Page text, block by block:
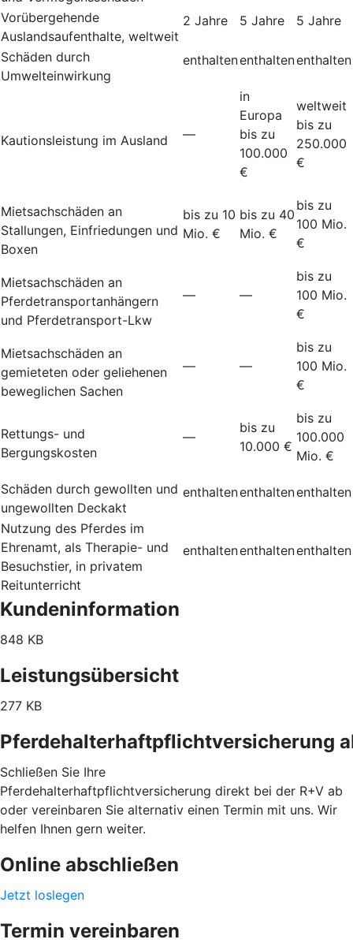
Vorübergehende
Auslandsaufenthalte, weltweit
2 Jahre 5 Jahre 5 Jahre
Schäden durch
Umwelteinwirkung
enthaltenenthaltenenthalten
Kautionsleistung im Ausland —
in
Europa
bis zu
100.000
€
weltweit
bis zu
250.000
€
Mietsachschäden an
Stallungen, Einfriedungen und
Boxen
bis zu 10
Mio. €
bis zu 40
Mio. €
bis zu
100 Mio.
€
Mietsachschäden an
Pferdetransportanhängern
und Pferdetransport-Lkw
— —
bis zu
100 Mio.
€
Mietsachschäden an
gemieteten oder geliehenen
beweglichen Sachen
— —
bis zu
100 Mio.
€
Rettungs- und
Bergungskosten
—
bis zu
10.000 €
bis zu
100.000
Mio. €
Schäden durch gewollten und
ungewollten Deckakt
enthaltenenthaltenenthalten
Nutzung des Pferdes im
Ehrenamt, als Therapie- und
Besuchstier, in privatem
Reitunterricht
enthaltenenthaltenenthalten
Kundeninformation
848 KB
Leistungsübersicht
277 KB
Pferdehalterhaftpflichtversicherung
Schließen Sie Ihre
Pferdehalterhaftpflichtversicherung direkt bei der R+V ab
oder vereinbaren Sie alternativ einen Termin mit uns. Wir
helfen Ihnen gern weiter.
Online abschließen
Jetzt loslegen
Termin vereinbaren